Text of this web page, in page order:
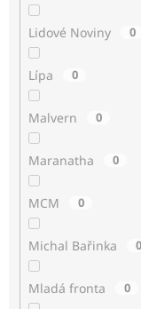
Lidové Noviny 0
Lípa 0
Malvern 0
Maranatha 0
MCM 0
Michal Bařinka 0
Mladá fronta 0